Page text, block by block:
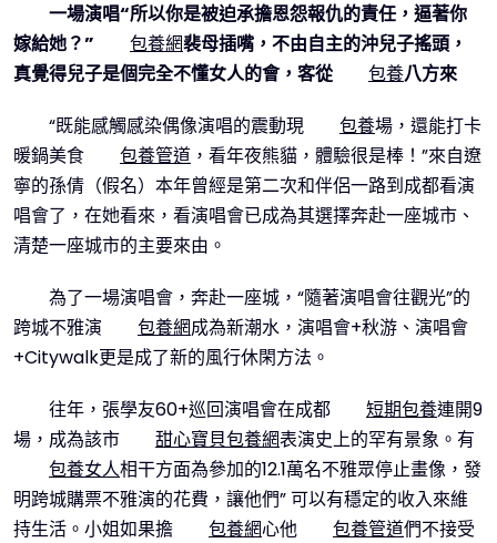
一場演唱“所以你是被迫承擔恩怨報仇的責任，逼著你
嫁給她？”
包養網裴母插嘴，不由自主的沖兒子搖頭，
真覺得兒子是個完全不懂女人的會，客從
包養八方來
“既能感觸感染偶像演唱的震動現 包養場，還能打卡
暖鍋美食
包養管道 ，看年夜熊貓，體驗很是棒！”來自遼
寧的孫倩（假名）本年曾經是第二次和伴侶一路到成都看演
唱會了，在她看來，看演唱會已成為其選擇奔赴一座城市、
清楚一座城市的主要來由。
為了一場演唱會，奔赴一座城，“隨著演唱會往觀光”的
跨城不雅演
包養網成為新潮水，演唱會+秋游、演唱會
+Citywalk更是成了新的風行休閑方法。
往年，張學友60+巡回演唱會在成都 短期包養連開9
場，成為該市
甜心寶貝包養網表演史上的罕有景象。有
包養女人相干方面為參加的12.1萬名不雅眾停止畫像，發
明跨城購票不雅演的花費，讓他們” 可以有穩定的收入來維
持生活。小姐如果擔
包養網心他 包養管道們不接受